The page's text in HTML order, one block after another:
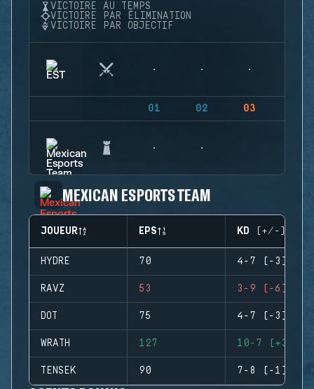
VICTOIRE AU TEMPS
VICTOIRE PAR ÉLIMINATION
VICTOIRE PAR OBJECTIF
01 02 03
MEXICAN ESPORTS TEAM
JOUEUR EPS KD (+/-)
HYDRE 70 4-7 (-3)
RAVZ 53 3-9 (-6)
DOT 75 4-7 (-3)
WRATH 127 10-7 (+3)
TENSEK 90 7-8 (-1)